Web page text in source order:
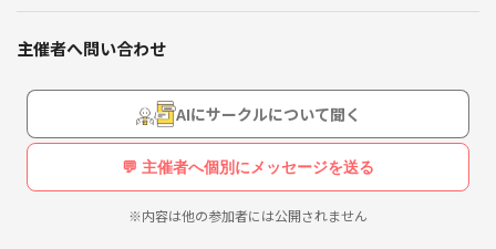
社会人になってもダンスがしたい！
ダンスに興味がある、やってみたい！
イベントに出てみたい！
など、ダンス経験関係なくダンスが好きな人なら大歓迎です！
現在、サークル構成は男性17人、女性11人です。
主催者へ問い合わせ
AIにサークルについて聞く
💬 主催者へ個別にメッセージを送る
※内容は他の参加者には公開されません